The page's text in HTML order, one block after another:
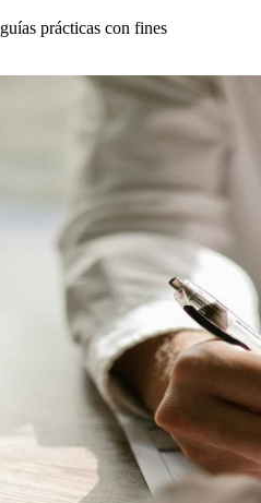
prácticas con fines